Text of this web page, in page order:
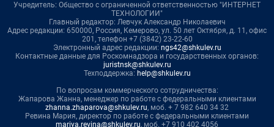
Учредитель: Общество с ограниченной ответственностью "ИНТЕРНЕТ
ТЕХНОЛОГИИ"
Главный редактор: Левчук Александр Николаевич
Адрес редакции: 650000, Россия, Кемерово, ул. 50 лет Октября, д. 11, офис
201, телефон +7 (3842) 23-22-60
Электронный адрес редакции: ngs42@shkulev.ru
Контактные данные для Роскомнадзора и государственных органов:
juristnsk@shkulev.ru
Техподдержка: help@shkulev.ru
По вопросам коммерческого сотрудничества:
Жапарова Жанна, менеджер по работе с федеральными клиентами
zhanna.zhaparova@shkulev.ru, моб. + 7 982 640 34 32
Ревина Мария, директор по работе с федеральными клиентами
mariya.revina@shkulev.ru, моб. +7 910 402 4056